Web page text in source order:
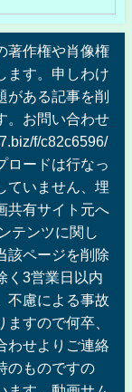
著作権や肖像権
ます。申しわけ
がある記事を削
。お問い合わせ
f/c82c6596/
ロードは行なっ
ていません、埋
共有サイト元へ
テンツに関し
該ページを削除
く3営業日以内
不慮による事故
すので何卒、
わせよりご連絡
のものですの